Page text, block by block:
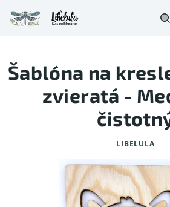
na
obsah
Šablóna na
zvieratá -
LIBELULA